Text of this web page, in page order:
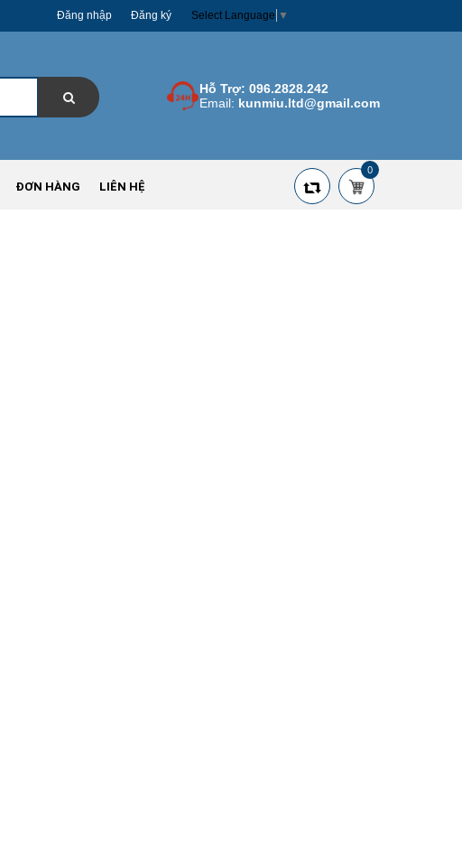
Đăng nhập Đăng ký Select Language ▼
Hỗ Trợ: 096.2828.242
Email: kunmiu.ltd@gmail.com
ĐƠN HÀNG LIÊN HỆ
0